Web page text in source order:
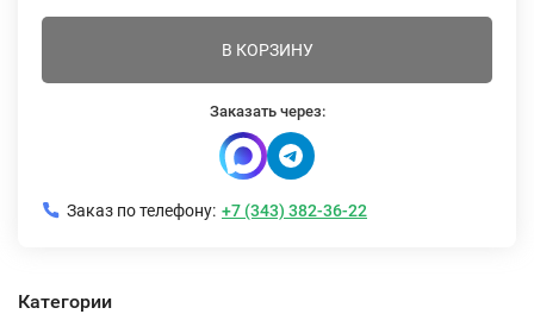
В КОРЗИНУ
Заказать через:
Заказ по телефону: +7 (343) 382-36-22
Категории